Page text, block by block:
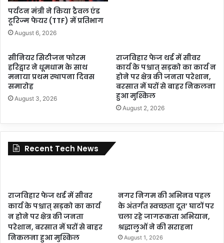
पर्यटन मंत्री ने किया ट्रैवल एंड
टूरिज्म फेयर (TTF) में प्रतिभाग
August 6, 2026
सीनियर सिटीजन फोरम
हरिद्वार ने धूमधाम के साथ
मनाया प्रथम स्थापना दिवस
समारोह
August 3, 2026
राजविहार फेज थर्ड में सीवर
कार्य के पश्चात् सड़को का कार्य न
होने पर क्षेत्र की जनता परेशान,
बरसात में घरों से बाहर निकलना
हुआ मुश्किल
August 2, 2026
Recent Tech News
राजविहार फेज थर्ड में सीवर
कार्य के पश्चात् सड़को का कार्य
न होने पर क्षेत्र की जनता
परेशान, बरसात में घरों से बाहर
निकलना हुआ मुश्किल
नगर निगम की अभिनव पहल
के अंतर्गत स्वच्छता दूत’ घाटों पर
चला रहे जागरूकता अभियान,
श्रद्धालुओं ने की सराहना
August 1, 2026